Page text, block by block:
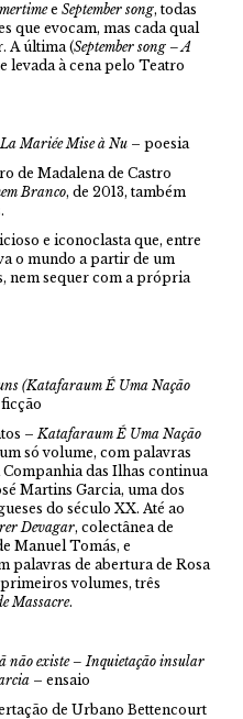
e September song, todas
que evocam, mas cada qual
A última (September song – A
levada à cena pelo Teatro
La Mariée Mise à Nu – poesia
de Madalena de Castro
Branco, de 2013, também
e iconoclasta que, entre
o mundo a partir de um
nem sequer com a própria
(Katafaraum É Uma Nação
–Katafaraum É Uma Nação
só volume, com palavras
das Ilhas continua
Martins Garcia, uma dos
do século XX. Até ao
Devagar, colectânea de
Manuel Tomás, e
palavras de abertura de Rosa
volumes, três
Massacre.
não existe – Inquietação insular
– ensaio
de Urbano Bettencourt